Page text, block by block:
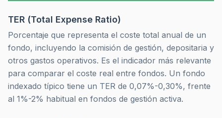
TER (Total Expense Ratio)
Porcentaje que representa el coste total anual de un
fondo, incluyendo la comisión de gestión, depositaria y
otros gastos operativos. Es el indicador más relevante
para comparar el coste real entre fondos. Un fondo
indexado típico tiene un TER de 0,07%-0,30%, frente
al 1%-2% habitual en fondos de gestión activa.